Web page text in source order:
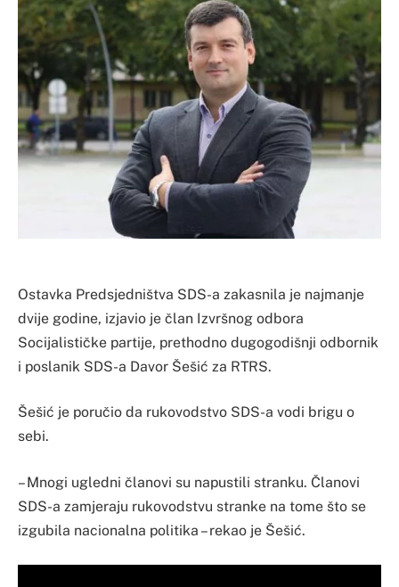
Ostavka Predsjedništva SDS-a zakasnila je najmanje
dvije godine, izjavio je član Izvršnog odbora
Socijalističke partije, prethodno dugogodišnji odbornik
i poslanik SDS-a Davor Šešić za RTRS.
Šešić je poručio da rukovodstvo SDS-a vodi brigu o
sebi.
– Mnogi ugledni članovi su napustili stranku. Članovi
SDS-a zamjeraju rukovodstvu stranke na tome što se
izgubila nacionalna politika – rekao je Šešić.